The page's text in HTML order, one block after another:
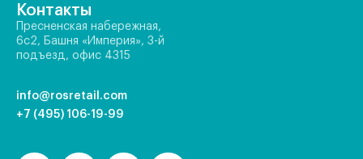
Контакты
Пресненская набережная,
6с2, Башня «Империя», 3-й
подъезд, офис 4315
info@rosretail.com
+7 (495) 106-19-99